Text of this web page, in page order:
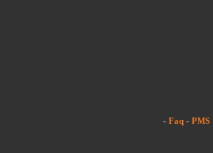
- Faq - PMS